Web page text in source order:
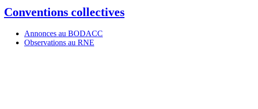
Conventions collectives
Annonces au BODACC
Observations au RNE